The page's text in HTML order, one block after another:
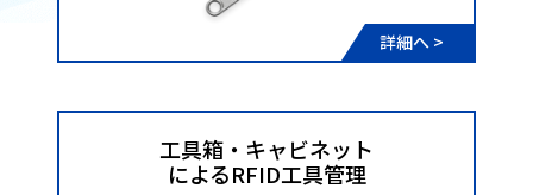
詳細へ >
工具箱・キャビネット
​​​​​​​によるRFID工具管理